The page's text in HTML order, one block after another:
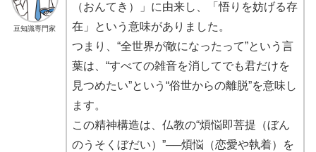
豆知識専門家
（おんてき）」に由来し、「悟りを妨げる存
在」という意味がありました。
つまり、“全世界が敵になったって”という言
葉は、“すべての雑音を消してでも君だけを
見つめたい”という“俗世からの離脱”を意味し
ます。
この精神構造は、仏教の“煩悩即菩提（ぼん
のうそくぼだい）”──煩悩（恋愛や執着）を